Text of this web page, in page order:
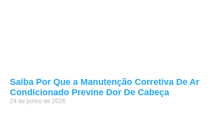
Saiba Por Que a Manutenção Corretiva De Ar
Condicionado Previne Dor De Cabeça
24 de junho de 2026